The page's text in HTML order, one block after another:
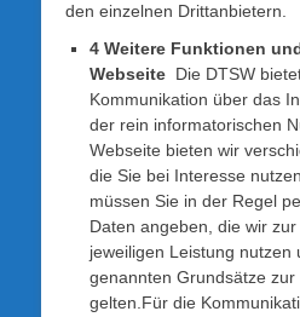
den einzelnen Drittanbietern.
4 Weitere Funktionen
Webseite Die DTSW
Kommunikation über das
der rein informatorischen
Webseite bieten wir
die Sie bei Interesse
müssen Sie in der Regel
Daten angeben, die wir
jeweiligen Leistung nutzen
genannten Grundsätze
gelten.Für die